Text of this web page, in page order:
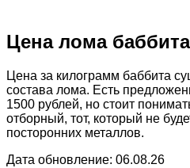
Цена лома
Цена за килограмм баббита
состава лома. Есть
1500 рублей, но стоит
отборный, тот, который не
посторонних металлов.
Дата обновление: 06.08.26